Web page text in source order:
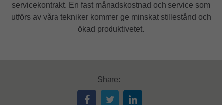
servicekontrakt. En fast månadskostnad och service som
utförs av våra tekniker kommer ge minskat stillestånd och
ökad produktivetet.
Share: